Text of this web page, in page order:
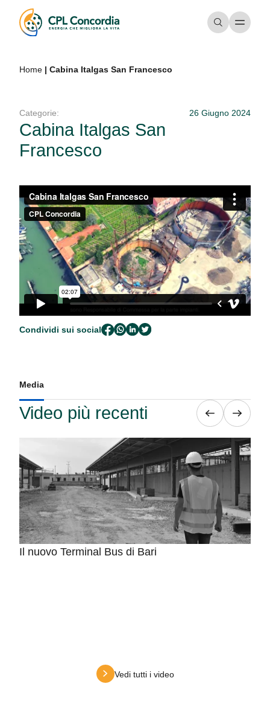
Home | Cabina Italgas San Francesco
Categorie: 26 Giugno 2024
Cabina Italgas San
Francesco
Condividi sui social
Media
Video più recenti
Il nuovo Terminal Bus di Bari
Vedi tutti i video